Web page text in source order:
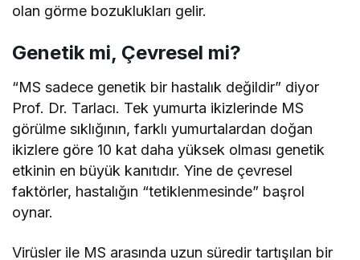
olan görme bozuklukları gelir.
Genetik mi, Çevresel mi?
“MS sadece genetik bir hastalık değildir” diyor
Prof. Dr. Tarlacı. Tek yumurta ikizlerinde MS
görülme sıklığının, farklı yumurtalardan doğan
ikizlere göre 10 kat daha yüksek olması genetik
etkinin en büyük kanıtıdır. Yine de çevresel
faktörler, hastalığın “tetiklenmesinde” başrol
oynar.
Virüsler ile MS arasında uzun süredir tartışılan bir